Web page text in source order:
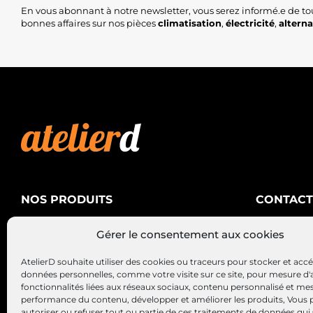
Gérer le consentement aux cookies
AtelierD souhaite utiliser des cookies ou traceurs pour stocker et
données personnelles, comme votre visite sur ce site, pour mesure
fonctionnalités liées aux réseaux sociaux, contenu personnalisé et
performance du contenu, développer et améliorer les produits, Vous
En vous abonnant à notre newsletter, vous serez informé.e de
bonnes affaires sur nos piècesclimatisation, électricité,
NOS PRODUITS
Alternateurs – Démarreurs
CONTACT
AtelierD
88200
03 29 22 34